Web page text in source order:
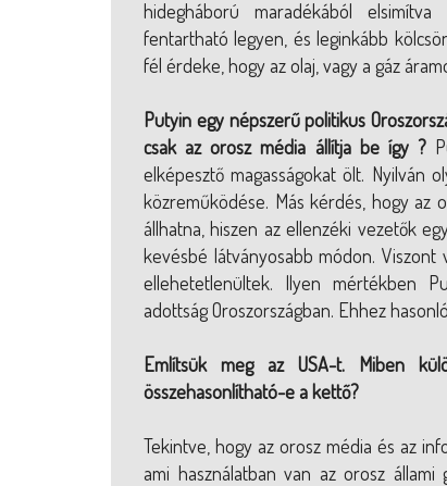
hidegháború maradékából
fentartható legyen, és leginkább
fél érdeke, hogy az olaj, vagy a gáz
Putyin egy népszerű politikus
csak az orosz média állítja be így ?
elképesztő magasságokat ölt. Nyilván
közreműködése. Más kérdés, hogy az
állhatna, hiszen az ellenzéki vezetők
kevésbé látványosabb módon.
ellehetetlenültek. Ilyen mértékben
adottság Oroszországban. Ehhez
Említsük meg az USA-t. Miben
összehasonlítható-e a kettő?
Tekintve, hogy az orosz média és az
ami használatban van az orosz